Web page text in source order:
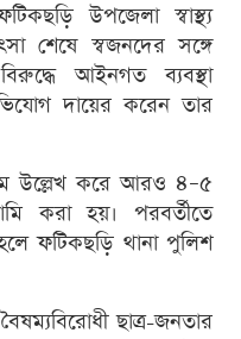
উপজেলা স্বাস্থ্য
শেষে স্বজনদের সঙ্গে
আইনগত ব্যবস্থা
দায়ের করেন তার
উল্লেখ করে আরও ৪–৫
করা হয়। পরবর্তীতে
হলে ফটিকছড়ি থানা পুলিশ
ছাত্র-জনতার